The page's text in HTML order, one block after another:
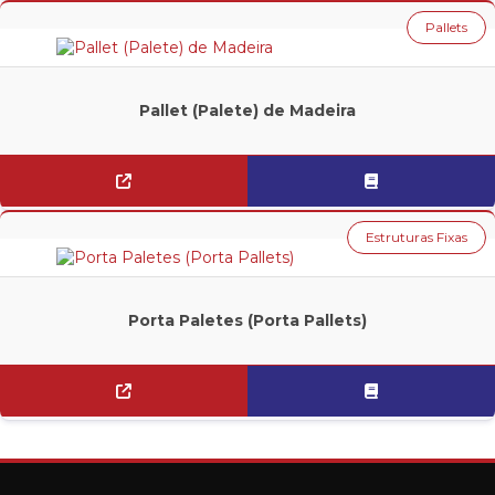
CORREDORES ELEVADOS
MEZANINOS
PALLETS
PALETE (PALLET) METÁLICO
PALLET (PALETE) DE MADEIRA
RACKS DE AUTO ENCAIXE
Pallet (Palete) de Madeira
Pallets
Porta Paletes (Porta Pallets)
Estruturas Fixas